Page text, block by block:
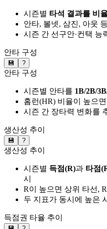
시즌별 타석 결과를 비
안타, 볼넷, 삼진, 아웃
시즌 간 선구안·컨택 능
안타 구성
💾 ?
안타 구성
시즌별 안타를 1B/2B/
홈런(HR) 비율이 높으
시즌 간 장타력 변화를
생산성 추이
💾 ?
생산성 추이
시즌별 득점(R)과 타점
시
R이 높으면 상위 타선,
두 지표가 동시에 높은
득점권 타율 추이